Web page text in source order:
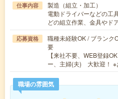
仕事内容
製造（組立・加工）
電動ドライバーなどの工
どの組立作業、金具やド
応募資格
職種未経験OK / ブランク
要
【来社不要、WEB登録
ー、主婦(夫) 大歓迎！
職場の雰囲気